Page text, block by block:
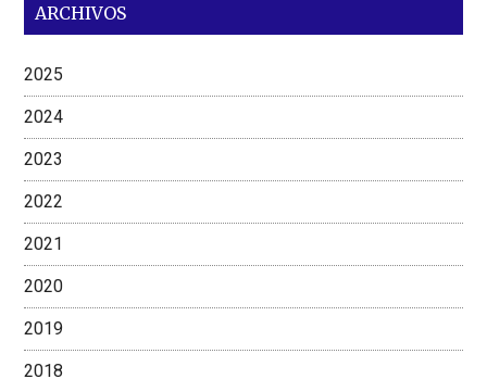
ARCHIVOS
2025
2024
2023
2022
2021
2020
2019
2018